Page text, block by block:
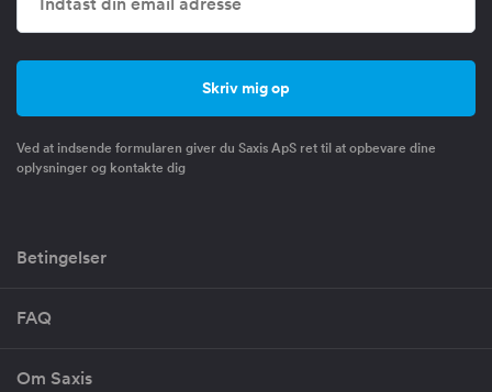
Ved at indsende formularen giver du Saxis ApS ret til at opbevare dine
oplysninger og kontakte dig
Betingelser
FAQ
Om Saxis